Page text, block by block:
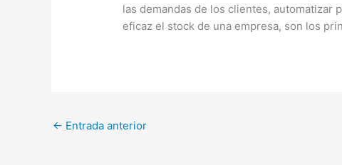
las demandas de los clientes, automatizar
eficaz el stock de una empresa, son los
← Entrada anterior